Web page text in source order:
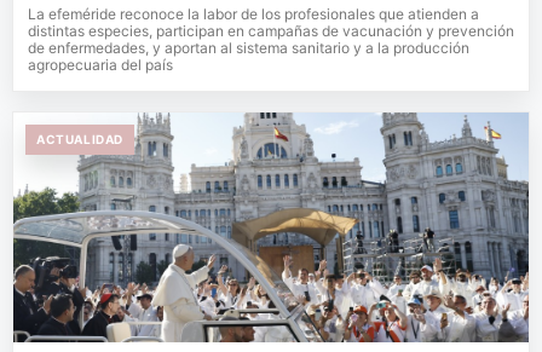
La efeméride reconoce la labor de los profesionales que atienden a
distintas especies, participan en campañas de vacunación y prevención
de enfermedades, y aportan al sistema sanitario y a la producción
agropecuaria del país
ACTUALIDAD